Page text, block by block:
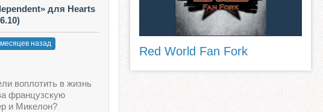
для Hearts
назад
воплотить в жизнь
французскую
и Микелон?
Red World Fan Fork